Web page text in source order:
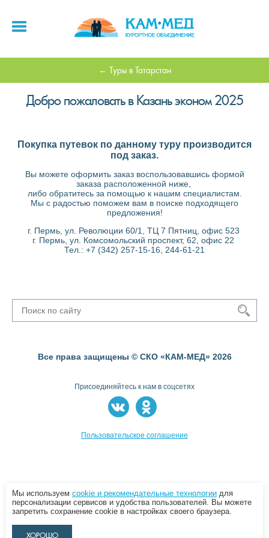
Туры в Татарстан
Добро пожаловать в Казань эконом 2025
Покупка путевок по данному туру производится
под заказ.
Вы можете оформить заказ воспользовавшись формой
заказа расположенной ниже,
либо обратитесь за помощью к нашим специалистам.
Мы с радостью поможем вам в поиске подходящего
предложения!
г. Пермь, ул. Революции 60/1, ТЦ 7 Пятниц, офис 523
г. Пермь, ул. Комсомольский проспект, 62, офис 22
Тел.: +7 (342) 257-15-16, 244-61-21
Все права защищены © СКО «КАМ-МЕД» 2026
Присоединяйтесь к нам в соцсетях
Пользовательское соглашение
Мы используем cookie и рекомендательные технологии для
персонализации сервисов и удобства пользователей. Вы можете
запретить сохранение cookie в настройках своего браузера.
ХОРОШО